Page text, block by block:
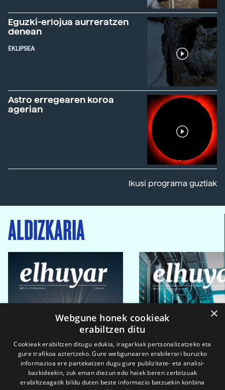
Eguzki-erlojua aurreratzen
denean
EKLIPSEA
Astro erregearen koroa
agerian
Ikusi programa guztiak
ALDIZKARIA
×
Webgune honek cookieak
erabiltzen ditu
Cookieak erabiltzen ditugu edukia, iragarkiak pertsonalizatzeko eta
gure trafikoa aztertzeko. Gure webgunearen erabilerari buruzko
informazioa ere partekatzen dugu gure publizitate- eta analisi-
bazkideekin, zuk eman diezun edo haiek beren zerbitzuak
erabiltzeagatik bildu duten beste informazio batzuekin konbina